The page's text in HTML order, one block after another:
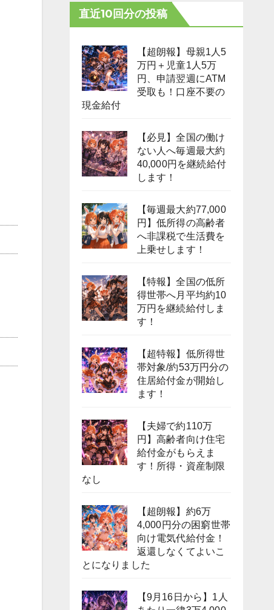
直近10回分の投稿
【超朗報】母親1人5
万円＋児童1人5万
円、申請翌週にATM
受取も！口座不要の
現金給付
【必見】全国の働け
ない人へ毎週最大約
40,000円を継続給付
します！
【毎週最大約77,000
円】低所得の高齢者
へ非課税で生活費を
上乗せします！
【特報】全国の低所
得世帯へ月平均約10
万円を継続給付しま
す！
【超特報】低所得世
帯対象/約53万円分の
住居給付金が開始し
ます！
【夫婦で約110万
円】高齢者向け住宅
給付金がもらえま
す！所得・資産制限
なし
【超朗報】約6万
4,000円分の困窮世帯
向け電気代給付金！
返還しなくてよいこ
とになりました
【9月16日から】1人